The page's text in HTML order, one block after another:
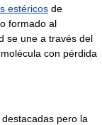
estéricos de
formado al
se une a través del
con pérdida
pero la